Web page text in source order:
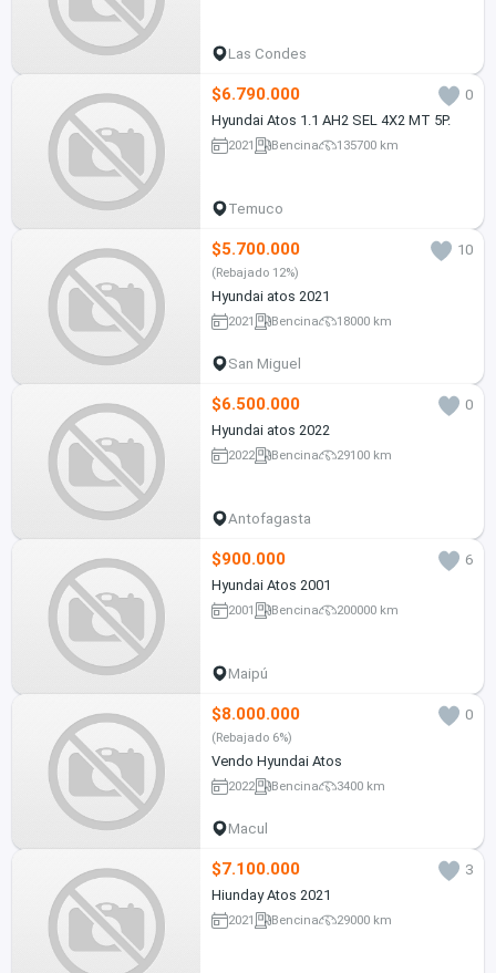
Las Condes
$6.790.000
0
Hyundai Atos 1.1 AH2 SEL 4X2 MT 5P.
2021 Bencina 135700 km
Temuco
$5.700.000 10
(Rebajado 12%)
Hyundai atos 2021
2021 Bencina 18000 km
San Miguel
$6.500.000
0
Hyundai atos 2022
2022 Bencina 29100 km
Antofagasta
$900.000
6
Hyundai Atos 2001
2001 Bencina 200000 km
Maipú
$8.000.000 0
(Rebajado 6%)
Vendo Hyundai Atos
2022 Bencina 3400 km
Macul
$7.100.000
3
Hiunday Atos 2021
2021 Bencina 29000 km